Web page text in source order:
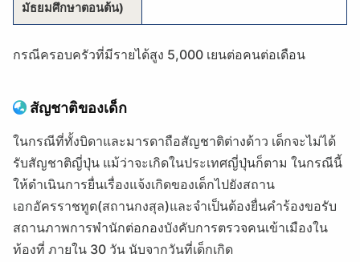
มัธยมศึกษาตอนต้น)
กรณีครอบครัวที่มีรายได้สูง 5,000 เยนต่อคนต่อเดือน
สัญชาติของเด็ก
ในกรณีที่ทั้งบิดาและมารดาถือสัญชาติต่างด้าว เด็กจะไม่ได้
รับสัญชาติญี่ปุ่น แม้ว่าจะเกิดในประเทศญี่ปุ่นก็ตาม ในกรณีนี้
ให้ดำเนินการยื่นเรื่องแจ้งเกิดของเด็กไปยังสถาน
เอกอัครราชทูต(สถานกงสุล)และจำเป็นต้องยื่นคำร้องขอรับ
สถานภาพการพำนักต่อกองบังคับการตรวจคนเข้าเมืองใน
ท้องที่ ภายใน 30 วัน นับจากวันที่เด็กเกิด